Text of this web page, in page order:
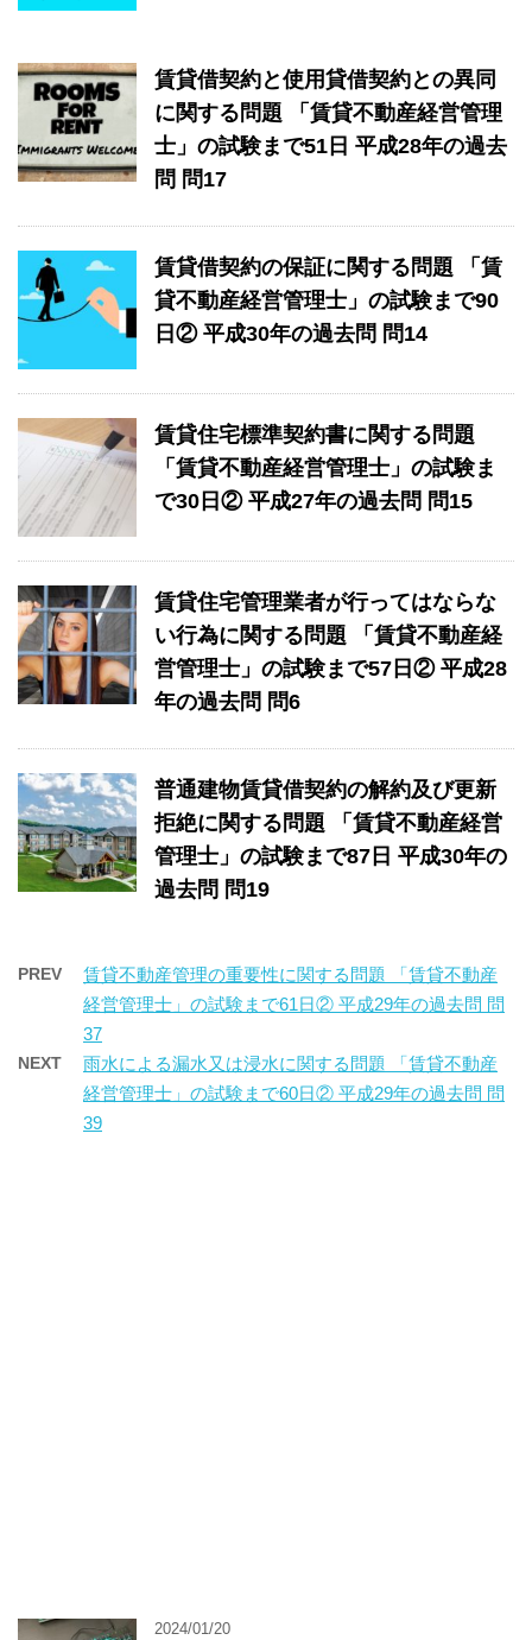
賃貸借契約と使用貸借契約との異同
に関する問題 「賃貸不動産経営管理
士」の試験まで51日 平成28年の過去
問 問17
賃貸借契約の保証に関する問題 「賃
貸不動産経営管理士」の試験まで90
日② 平成30年の過去問 問14
賃貸住宅標準契約書に関する問題
「賃貸不動産経営管理士」の試験ま
で30日② 平成27年の過去問 問15
賃貸住宅管理業者が行ってはならな
い行為に関する問題 「賃貸不動産経
営管理士」の試験まで57日② 平成28
年の過去問 問6
普通建物賃貸借契約の解約及び更新
拒絶に関する問題 「賃貸不動産経営
管理士」の試験まで87日 平成30年の
過去問 問19
PREV
賃貸不動産管理の重要性に関する問題 「賃貸不動産
経営管理士」の試験まで61日② 平成29年の過去問 問
37
NEXT
雨水による漏水又は浸水に関する問題 「賃貸不動産
経営管理士」の試験まで60日② 平成29年の過去問 問
39
2024/01/20